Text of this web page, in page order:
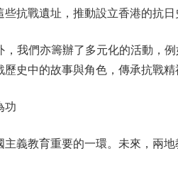
抗戰遺址，推動設立香港的抗
們亦籌辦了多元化的活動，例
史中的故事與角色，傳承抗戰精
功
教育重要的一環。未來，兩地